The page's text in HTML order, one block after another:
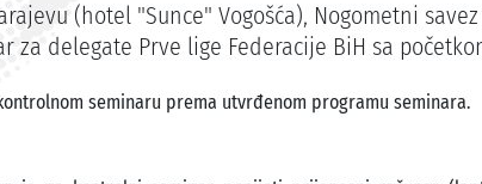
(hotel "Sunce" Vogošća), Nogometni
delegate Prve lige Federacije BiH sa
seminaru prema utvrđenom programu seminara.